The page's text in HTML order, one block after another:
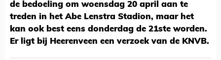
de bedoeling om woensdag 20 april aan te
treden in het Abe Lenstra Stadion, maar het
kan ook best eens donderdag de 21ste worden.
Er ligt bij Heerenveen een verzoek van de KNVB.